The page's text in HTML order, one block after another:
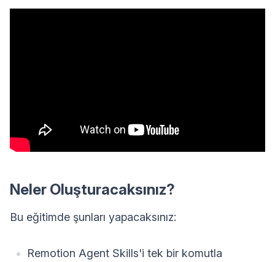
Neler Oluşturacaksınız?
Bu eğitimde şunları yapacaksınız:
Remotion Agent Skills'i tek bir komutla